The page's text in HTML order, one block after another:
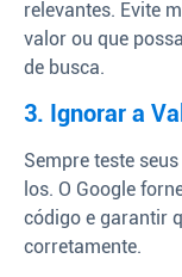
relevantes. Evite
valor ou que
de busca.
3. Ignorar a
Sempre teste
los. O Google
código e garantir
corretamente.